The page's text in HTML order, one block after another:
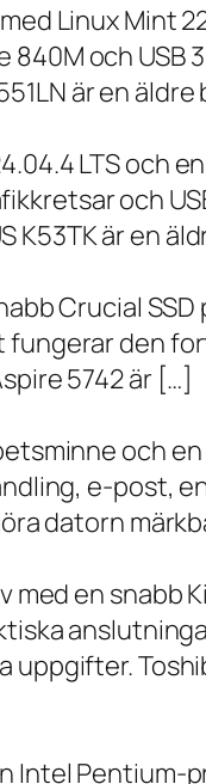
Linux Mint
840M och
är en
LTS och
och
K53TK är en
Crucial SSD
den
5742 är […]
och
e-post,
datorn
en snabb
Intel Pentium-